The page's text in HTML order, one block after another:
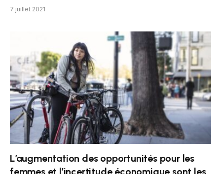
7 juillet 2021
L’augmentation des opportunités pour les
femmes et l’incertitude économique sont les